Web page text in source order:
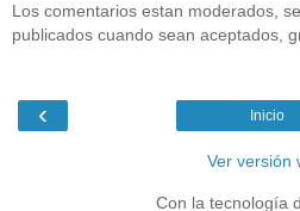
Los comentarios estan moderados,
publicados cuando sean aceptados,
‹ Inicio
Ver versión
Con la tecnología